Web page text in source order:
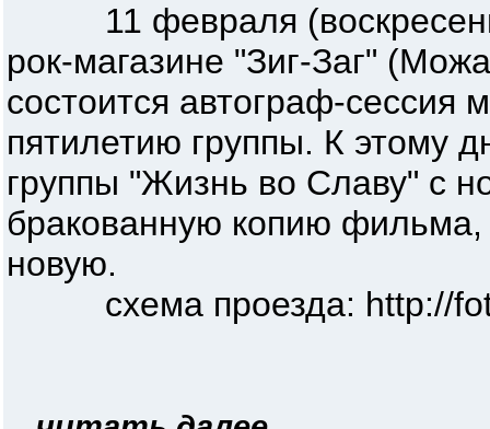
11 февраля
рок-магазине "Зиг-Заг"
состоится автограф-
пятилетию группы. К этому
группы "Жизнь во Славу" с
бракованную копию фильма,
новую.
схема проезда: http://